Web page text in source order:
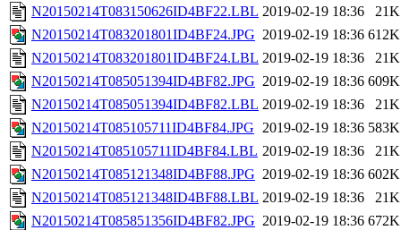
N20150214T083150626ID4BF22.LBL 2019-02-19 18:36
21K
N20150214T083201801ID4BF24.JPG 2019-02-19 18:36 612K
N20150214T083201801ID4BF24.LBL 2019-02-19 18:36
21K
N20150214T085051394ID4BF82.JPG 2019-02-19 18:36 609K
N20150214T085051394ID4BF82.LBL 2019-02-19 18:36
21K
N20150214T085105711ID4BF84.JPG 2019-02-19 18:36 583K
N20150214T085105711ID4BF84.LBL 2019-02-19 18:36
21K
N20150214T085121348ID4BF88.JPG 2019-02-19 18:36 602K
N20150214T085121348ID4BF88.LBL 2019-02-19 18:36
21K
N20150214T085851356ID4BF82.JPG 2019-02-19 18:36 672K